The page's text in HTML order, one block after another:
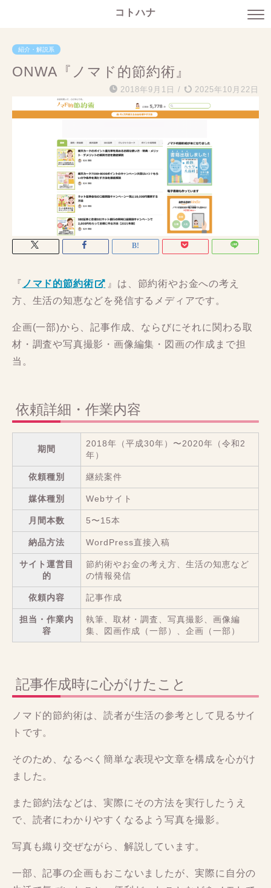
コトハナ
紹介・解説系
ONWA『ノマド的節約術』
2018年9月1日 / 2025年10月22日
『 ノマド的節約術
』は、節約術やお金への考え
方、生活の知恵などを発信するメディアです。
企画(一部)から、記事作成、ならびにそれに関わる取
材・調査や写真撮影・画像編集・図画の作成まで担
当。
依頼詳細・作業内容
期間
2018年（平成30年）〜2020年（令和2
年）
依頼種別 継続案件
媒体種別 Webサイト
月間本数 5〜15本
納品方法 WordPress直接入稿
サイト運営目
的
節約術やお金の考え方、生活の知恵など
の情報発信
依頼内容 記事作成
担当・作業内
容
執筆、取材・調査、写真撮影、画像編
集、図画作成（一部）、企画（一部）
記事作成時に心がけたこと
ノマド的節約術は、読者が生活の参考として見るサイ
トです。
そのため、なるべく簡単な表現や文章を構成を心がけ
ました。
また節約法などは、実際にその方法を実行したうえ
で、読者にわかりやすくなるよう写真を撮影。
写真も織り交ぜながら、解説しています。
一部、記事の企画もおこないましたが、実際に自分の